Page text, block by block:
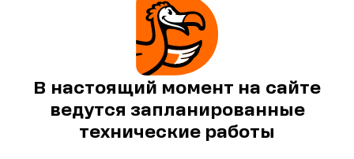
В настоящий момент на сайте
ведутся запланированные
технические работы